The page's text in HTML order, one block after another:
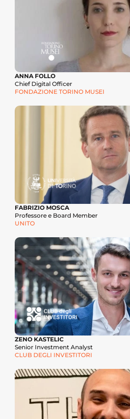
ANNA FOLLO
Chief Digital Officer
FONDAZIONE TORINO MUSEI
FABRIZIO MOSCA
Professore e Board Member
UNITO
ZENO KASTELIC
Senior Investment Analyst
CLUB DEGLI INVESTITORI